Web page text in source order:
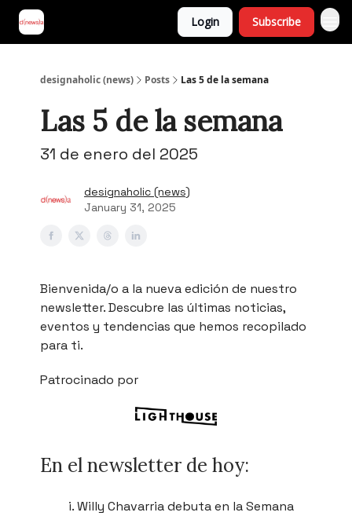
Login Subscribe
designaholic (news) Posts Las 5 de la semana
Las 5 de la semana
31 de enero del 2025
designaholic (news)
January 31, 2025
Bienvenida/o a la nueva edición de nuestro
newsletter. Descubre las últimas noticias,
eventos y tendencias que hemos recopilado
para ti.
Patrocinado por
En el newsletter de hoy:
Willy Chavarria debuta en la Semana